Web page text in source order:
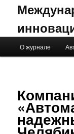
Skip to primary
Skip to
О журнале